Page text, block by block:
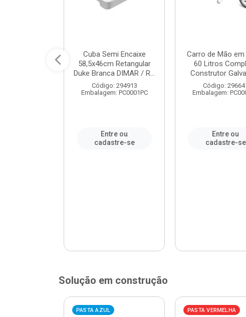
Cuba Semi Encaixe
58,5x46cm Retangular
Duke Branca DIMAR / R...
Código: 294913
Embalagem: PC0001PC
Entre ou
cadastre-se
Carro de Mão em
60 Litros
Construtor
Código:
Embalagem:
Entre ou
cadastre-se
Solução em construção
PASTA AZUL PASTA VERMELHA